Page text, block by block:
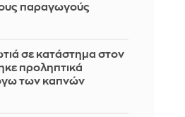
παραγωγούς
σε κατάστημα στον
προληπτικά
των καπνών